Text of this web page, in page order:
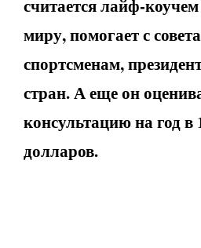
считается лайф-
миру, помогает с
спортсменам,
стран. А еще он
консультацию на год
долларов.